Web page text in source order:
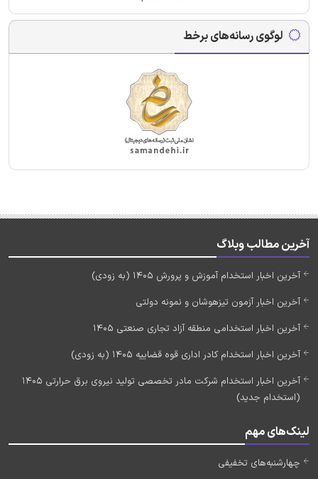
لوگوی رسانه‌های برخط
آخرین مطالب وبلاگ
آخرین اخبار استخدام آموزش و پرورش 1405 (به زودی)
آخرین اخبار آزمون تیزهوشان و نمونه دولتی
آخرین اخبار استخدامی منطقه آزاد تجاری صنعتی 1405
آخرین اخبار استخدام کادر اداری قوه قضاییه 1405 (به زودی)
آخرین اخبار استخدام شرکت مادر تخصصی تولید نیروی برق حرارتی 1405
(استخدام جدید)
لینک‌های مهم
چهارشنبه‌های تخفیفی